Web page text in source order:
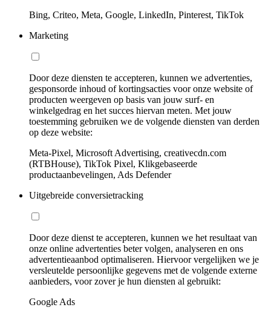
Bing, Criteo, Meta, Google, LinkedIn, Pinterest, TikTok
Marketing
Door deze diensten te accepteren, kunnen we advertenties,
gesponsorde inhoud of kortingsacties voor onze website of
producten weergeven op basis van jouw surf- en
winkelgedrag en het succes hiervan meten. Met jouw
toestemming gebruiken we de volgende diensten van derden
op deze website:
Meta-Pixel, Microsoft Advertising, creativecdn.com
(RTBHouse), TikTok Pixel, Klikgebaseerde
productaanbevelingen, Ads Defender
Uitgebreide conversietracking
Door deze dienst te accepteren, kunnen we het resultaat van
onze online advertenties beter volgen, analyseren en ons
advertentieaanbod optimaliseren. Hiervoor vergelijken we je
versleutelde persoonlijke gegevens met de volgende externe
aanbieders, voor zover je hun diensten al gebruikt:
Google Ads